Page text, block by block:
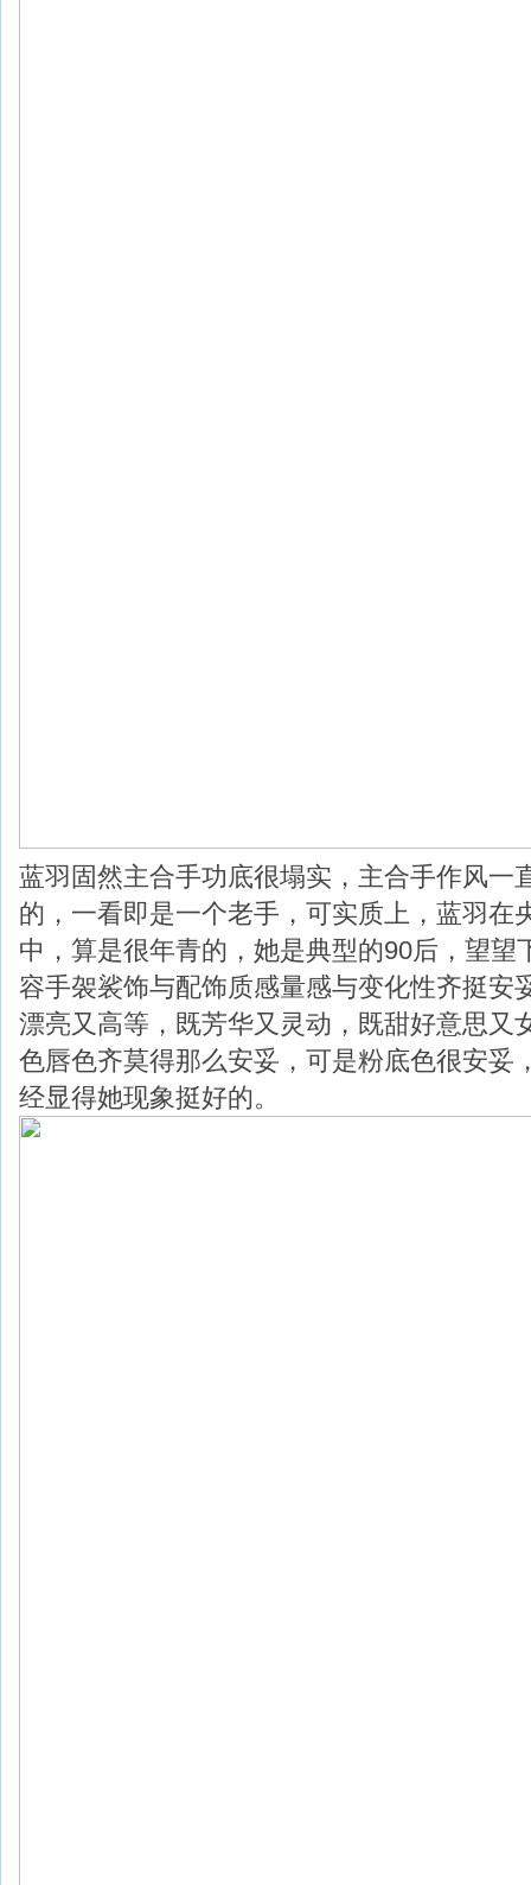
蓝羽固然主合手功底很塌实，主合手作风一
的，一看即是一个老手，可实质上，蓝羽在
中，算是很年青的，她是典型的90后，望望
容手袈裟饰与配饰质感量感与变化性齐挺安
漂亮又高等，既芳华又灵动，既甜好意思又
色唇色齐莫得那么安妥，可是粉底色很安妥
经显得她现象挺好的。